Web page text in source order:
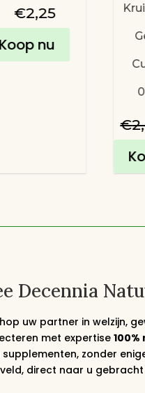
€2,25
Koop nu
€
Decennia
uw partner in welzijn,
met expertise
supplementen, zonder
direct naar u